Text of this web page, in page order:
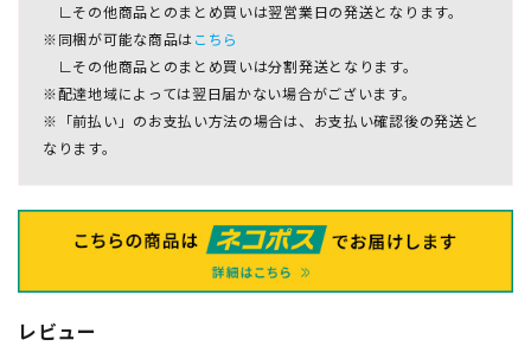
∟その他商品とのまとめ買いは翌営業日の発送となります。
※同梱が可能な商品はこちら
∟その他商品とのまとめ買いは分割発送となります。
※配達地域によっては翌日届かない場合がございます。
※「前払い」のお支払い方法の場合は、お支払い確認後の発送と
なります。
レビュー